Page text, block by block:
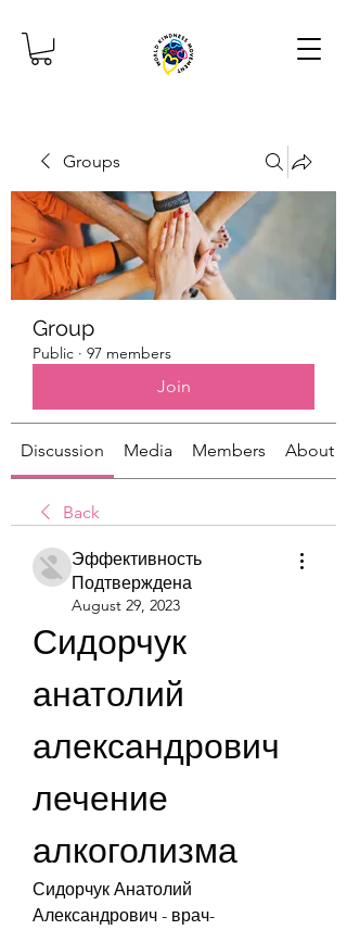
Groups
Group
Public · 97 members
Join
Discussion Media Members About
Back
Эффективность
Подтверждена
August 29, 2023
Сидорчук
анатолий
александрович
лечение
алкоголизма
Сидорчук Анатолий
Александрович - врач-